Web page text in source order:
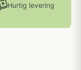
Hurtig levering